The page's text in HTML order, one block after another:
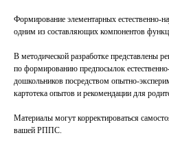
Формирование элементарных естественно-
одним из составляющих компонентов
В методической разработке представлены
по формированию предпосылок
дошкольников посредством опытно-
картотека опытов и рекомендации для
Материалы могут корректироваться
вашей РППС.